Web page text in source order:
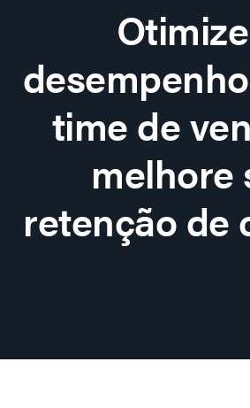
time de
melhore
retenção de